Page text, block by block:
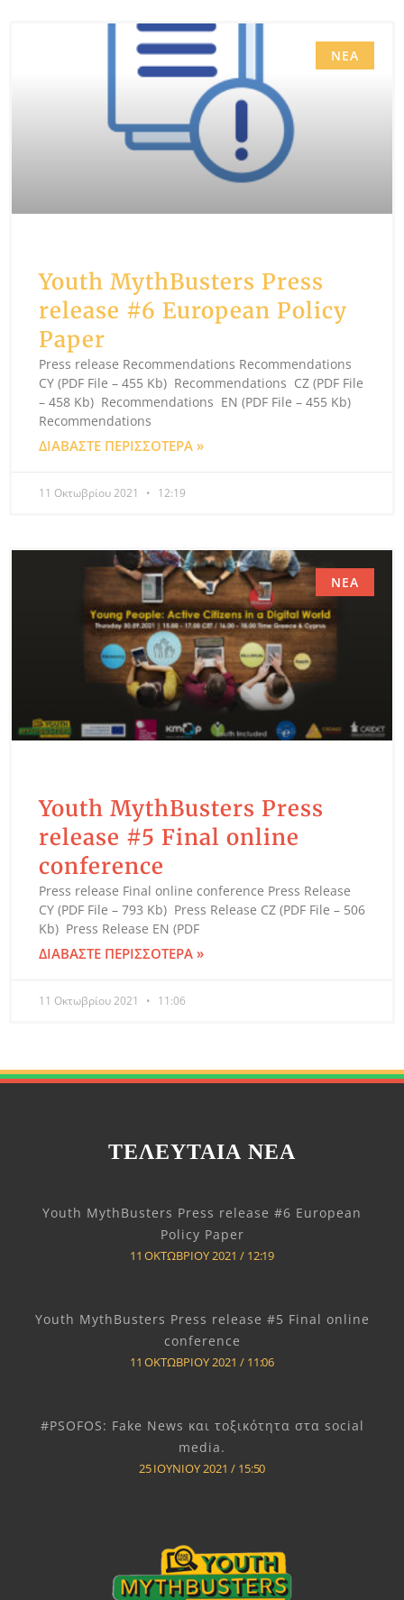
ΝΈΑ
Youth MythBusters Press
release #6 European Policy
Paper
Press release Recommendations Recommendations
CY (PDF File – 455 Kb) Recommendations CZ (PDF File
– 458 Kb) Recommendations EN (PDF File – 455 Kb)
Recommendations
ΔΙΑΒΆΣΤΕ ΠΕΡΙΣΣΌΤΕΡΑ »
11 Οκτωβρίου 2021 12:19
ΝΈΑ
Youth MythBusters Press
release #5 Final online
conference
Press release Final online conference Press Release
CY (PDF File – 793 Kb) Press Release CZ (PDF File – 506
Kb) Press Release EN (PDF
ΔΙΑΒΆΣΤΕ ΠΕΡΙΣΣΌΤΕΡΑ »
11 Οκτωβρίου 2021 11:06
ΤΕΛΕΥΤΑΊΑ ΝΈΑ
Youth MythBusters Press release #6 European
Policy Paper
11 ΟΚΤΩΒΡΊΟΥ 2021 12:19
Youth MythBusters Press release #5 Final online
conference
11 ΟΚΤΩΒΡΊΟΥ 2021 11:06
#PSOFOS: Fake News και τοξικότητα στα social
media.
25 ΙΟΥΝΊΟΥ 2021 15:50